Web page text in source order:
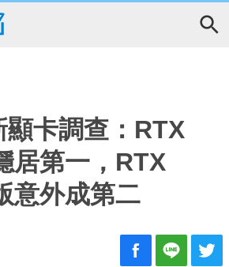
卡調查：RTX
居第一，RTX
意外成第二